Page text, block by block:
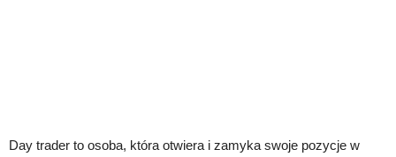
Day trader to osoba, która otwiera i zamyka swoje pozycje w